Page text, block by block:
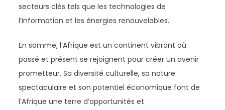
secteurs clés tels que les technologies de
l’information et les énergies renouvelables.
En somme, l’Afrique est un continent vibrant où
passé et présent se rejoignent pour créer un avenir
prometteur. Sa diversité culturelle, sa nature
spectaculaire et son potentiel économique font de
l’Afrique une terre d’opportunités et